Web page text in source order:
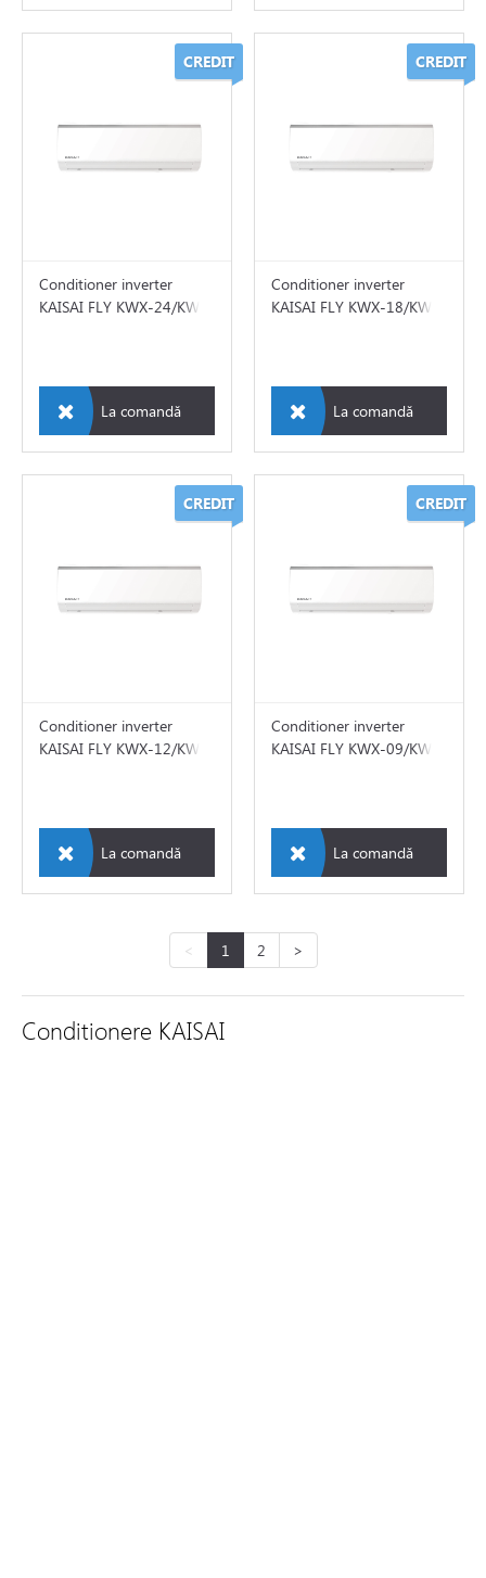
CREDIT
Conditioner inverter
KAISAI FLY KWX-24/KWX-
La comandă
CREDIT
Conditioner inverter
KAISAI FLY KWX-18/KWX-
La comandă
CREDIT
Conditioner inverter
KAISAI FLY KWX-12/KWX-
La comandă
CREDIT
Conditioner inverter
KAISAI FLY KWX-09/KWX-
La comandă
< 1 2 >
Conditionere KAISAI